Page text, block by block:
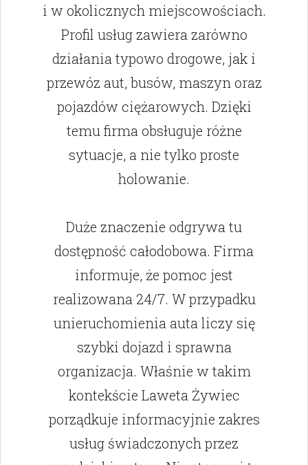
i w okolicznych miejscowościach.
Profil usług zawiera zarówno
działania typowo drogowe, jak i
przewóz aut, busów, maszyn oraz
pojazdów ciężarowych. Dzięki
temu firma obsługuje różne
sytuacje, a nie tylko proste
holowanie.
Duże znaczenie odgrywa tu
dostępność całodobowa. Firma
informuje, że pomoc jest
realizowana 24/7. W przypadku
unieruchomienia auta liczy się
szybki dojazd i sprawna
organizacja. Właśnie w takim
kontekście Laweta Żywiec
porządkuje informacyjnie zakres
usług świadczonych przez